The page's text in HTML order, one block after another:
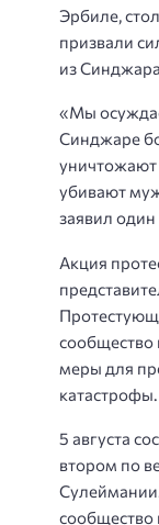
Эрбиле,
призвали
из
«Мы
Синджаре
уничтожают
убивают
заявил один
Акция
сообщество
меры для
катастрофы.
5 августа
втором по
сообщество